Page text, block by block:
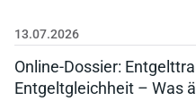
13.07.2026
Online-Dossier:
Entgeltgleichheit – Was